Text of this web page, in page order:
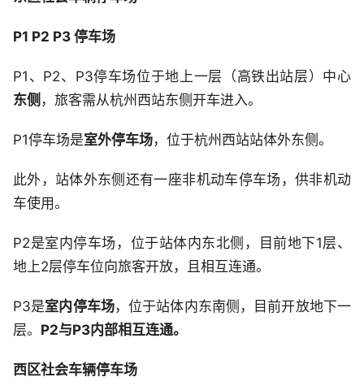
P1 P2 P3 停车场
P1、P2、P3停车场位于地上一层（高铁出站层）中心
东侧 ，旅客需从杭州西站东侧开车进入。
P1停车场是室外停车场，位于杭州西站站体外东侧。
此外，站体外东侧还有一座非机动车停车场，供非机动
车使用。
P2是室内停车场，位于站体内东北侧，目前地下1层、
地上2层停车位向旅客开放，且相互连通。
P3是室内停车场，位于站体内东南侧，目前开放地下一
层。 P2与P3内部相互连通。
西区社会车辆停车场